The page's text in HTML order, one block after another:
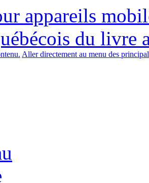
appareils
du livre
Aller directement au menu des